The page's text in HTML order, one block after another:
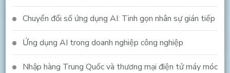
Chuyển đổi số ứng dụng AI: Tinh gọn nhân sự gián tiếp
Ứng dụng AI trong doanh nghiệp công nghiệp
Nhập hàng Trung Quốc và thương mại điện tử máy móc